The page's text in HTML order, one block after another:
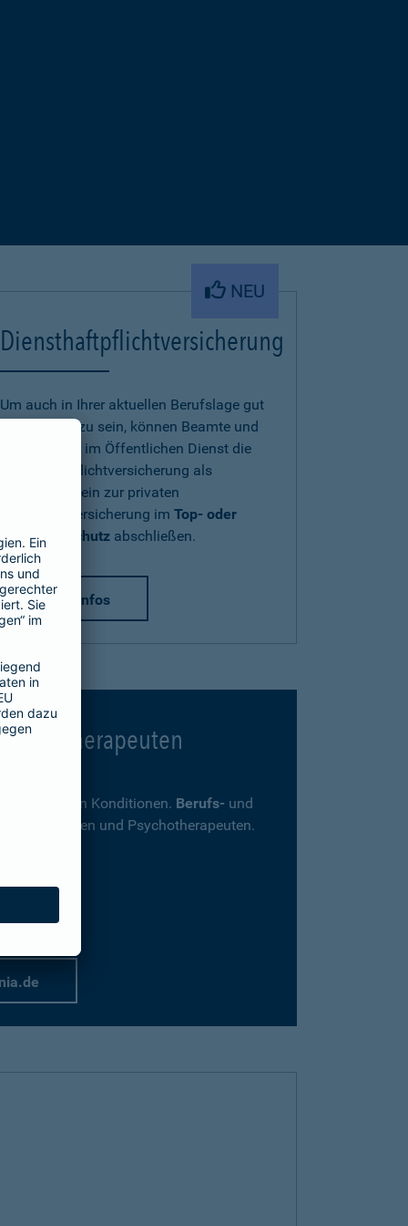
NEU
Diensthaftpflichtversicherung
Um auch in Ihrer aktuellen Berufslage gut
abgesichert zu sein, können Beamte und
Beschäftigte im Öffentlichen Dienst die
Diensthaftpflichtversicherung als
Zusatzbaustein zur privaten
Haftpflichtversicherung imTop- oder
Premium-Schutz abschließen.
mehr Infos
günstigen Konditionen. Berufs- und
Psychologen und Psychotherapeuten.